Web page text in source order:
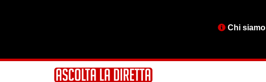
MenuChi siamo